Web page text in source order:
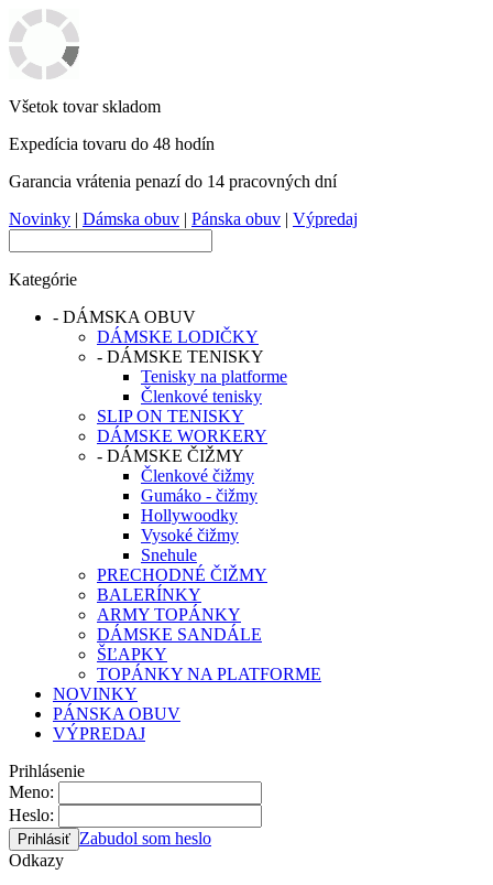
Všetok tovar skladom
Expedícia tovaru do 48 hodín
Garancia vrátenia penazí do 14 pracovných dní
Novinky | Dámska obuv | Pánska obuv | Výpredaj
Kategórie
- DÁMSKA OBUV
DÁMSKE LODIČKY
- DÁMSKE TENISKY
Tenisky na platforme
Členkové tenisky
SLIP ON TENISKY
DÁMSKE WORKERY
- DÁMSKE ČIŽMY
Členkové čižmy
Gumáko - čižmy
Hollywoodky
Vysoké čižmy
Snehule
PRECHODNÉ ČIŽMY
BALERÍNKY
ARMY TOPÁNKY
DÁMSKE SANDÁLE
ŠĽAPKY
TOPÁNKY NA PLATFORME
NOVINKY
PÁNSKA OBUV
VÝPREDAJ
Prihlásenie
Meno:
Heslo:
Zabudol som heslo
Odkazy